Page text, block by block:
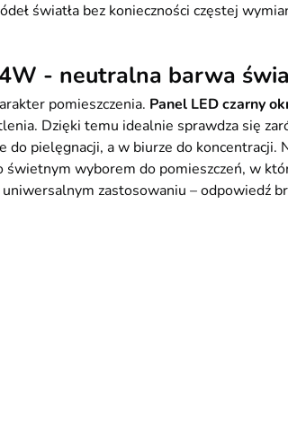
światła bez konieczności częstej
- neutralna barwa
pomieszczenia. Panel LED czarny
Dzięki temu idealnie sprawdza się
pielęgnacji, a w biurze do
świetnym wyborem do pomieszczeń, w
zastosowaniu – odpowiedź